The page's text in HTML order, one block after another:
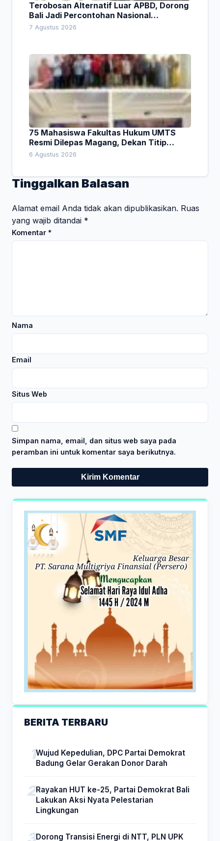
Terobosan Alternatif Luar APBD, Dorong
Bali Jadi Percontohan Nasional
Pembiayaan Daerah
7 Agustus 2026
75 Mahasiswa Fakultas Hukum UMTS
Resmi Dilepas Magang, Dekan Titip
Empat Pesan Penting
6 Agustus 2026
Tinggalkan Balasan
Alamat email Anda tidak akan dipublikasikan. Ruas
yang wajib ditandai *
Komentar *
Nama
Email
Situs Web
Simpan nama, email, dan situs web saya pada
peramban ini untuk komentar saya berikutnya.
BERITA TERBARU
Wujud Kepedulian, DPC Partai Demokrat
Badung Gelar Gerakan Donor Darah
Rayakan HUT ke-25, Partai Demokrat Bali
Lakukan Aksi Nyata Pelestarian
Lingkungan
Dorong Transisi Energi di NTT, PLN UPK